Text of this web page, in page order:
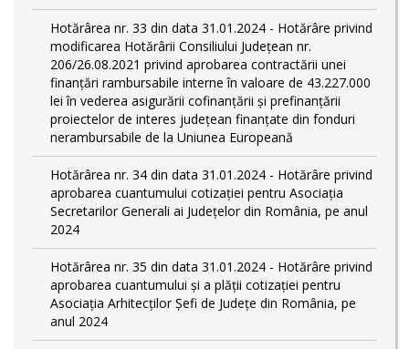
Hotărârea nr. 33 din data 31.01.2024 - Hotărâre privind
modificarea Hotărârii Consiliului Județean nr.
206/26.08.2021 privind aprobarea contractării unei
finanțări rambursabile interne în valoare de 43.227.000
lei în vederea asigurării cofinanțării și prefinanțării
proiectelor de interes județean finanțate din fonduri
nerambursabile de la Uniunea Europeană
Hotărârea nr. 34 din data 31.01.2024 - Hotărâre privind
aprobarea cuantumului cotizației pentru Asociația
Secretarilor Generali ai Județelor din România, pe anul
2024
Hotărârea nr. 35 din data 31.01.2024 - Hotărâre privind
aprobarea cuantumului și a plății cotizației pentru
Asociația Arhitecților Șefi de Județe din România, pe
anul 2024